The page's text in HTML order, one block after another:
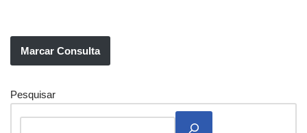
Marcar Consulta
Pesquisar